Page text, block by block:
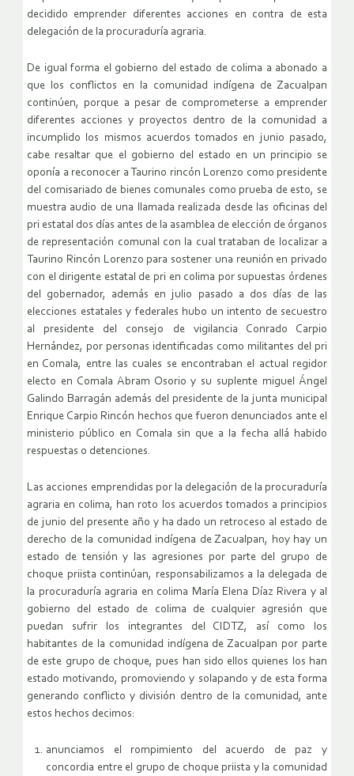
decidido emprender diferentes acciones en contra de esta
delegación de la procuraduría agraria.
De igual forma el gobierno del estado de colima a abonado a
que los conflictos en la comunidad indígena de Zacualpan
continúen, porque a pesar de comprometerse a emprender
diferentes acciones y proyectos dentro de la comunidad a
incumplido los mismos acuerdos tomados en junio pasado,
cabe resaltar que el gobierno del estado en un principio se
oponía a reconocer a Taurino rincón Lorenzo como presidente
del comisariado de bienes comunales como prueba de esto, se
muestra audio de una llamada realizada desde las oficinas del
pri estatal dos días antes de la asamblea de elección de órganos
de representación comunal con la cual trataban de localizar a
Taurino Rincón Lorenzo para sostener una reunión en privado
con el dirigente estatal de pri en colima por supuestas órdenes
del gobernador, además en julio pasado a dos días de las
elecciones estatales y federales hubo un intento de secuestro
al presidente del consejo de vigilancia Conrado Carpio
Hernández, por personas identificadas como militantes del pri
en Comala, entre las cuales se encontraban el actual regidor
electo en Comala Abram Osorio y su suplente miguel Ángel
Galindo Barragán además del presidente de la junta municipal
Enrique Carpio Rincón hechos que fueron denunciados ante el
ministerio público en Comala sin que a la fecha allá habido
respuestas o detenciones.
Las acciones emprendidas por la delegación de la procuraduría
agraria en colima, han roto los acuerdos tomados a principios
de junio del presente año y ha dado un retroceso al estado de
derecho de la comunidad indígena de Zacualpan, hoy hay un
estado de tensión y las agresiones por parte del grupo de
choque priista continúan, responsabilizamos a la delegada de
la procuraduría agraria en colima María Elena Díaz Rivera y al
gobierno del estado de colima de cualquier agresión que
puedan sufrir los integrantes del CIDTZ, así como los
habitantes de la comunidad indígena de Zacualpan por parte
de este grupo de choque, pues han sido ellos quienes los han
estado motivando, promoviendo y solapando y de esta forma
generando conflicto y división dentro de la comunidad, ante
estos hechos decimos:
anunciamos el rompimiento del acuerdo de paz y
concordia entre el grupo de choque priista y la comunidad